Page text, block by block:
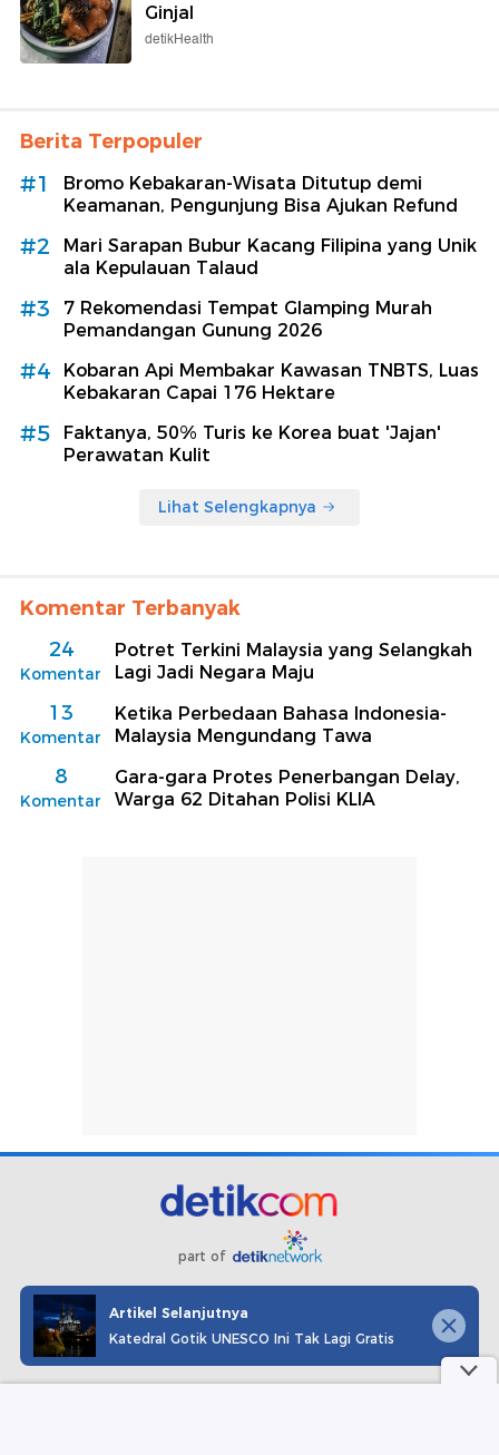
Ginjal
detikHealth
Berita Terpopuler
#1
Bromo Kebakaran-Wisata Ditutup demi
Keamanan, Pengunjung Bisa Ajukan Refund
#2
Mari Sarapan Bubur Kacang Filipina yang Unik
ala Kepulauan Talaud
#3
7 Rekomendasi Tempat Glamping Murah
Pemandangan Gunung 2026
#4
Kobaran Api Membakar Kawasan TNBTS, Luas
Kebakaran Capai 176 Hektare
#5
Faktanya, 50% Turis ke Korea buat 'Jajan'
Perawatan Kulit
Lihat Selengkapnya
Komentar Terbanyak
24
Komentar
Potret Terkini Malaysia yang Selangkah
Lagi Jadi Negara Maju
13
Komentar
Ketika Perbedaan Bahasa Indonesia-
Malaysia Mengundang Tawa
8
Komentar
Gara-gara Protes Penerbangan Delay,
Warga 62 Ditahan Polisi KLIA
part of
Redaksi Pedoman Media Siber
Info Iklan
Privacy Policy Disclaimer
Artikel Selanjutnya
Katedral Gotik UNESCO Ini Tak Lagi Gratis